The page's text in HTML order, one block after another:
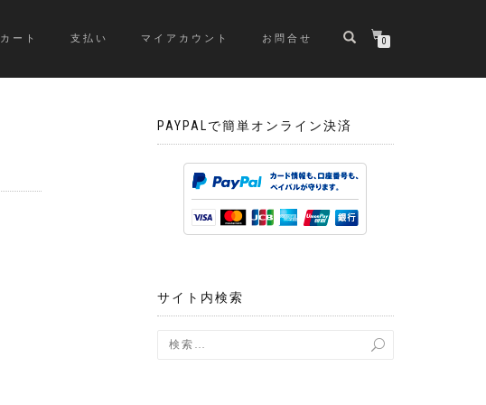
カート 支払い マイアカウント お問合せ 0
PAYPALで簡単オンライン決済
サイト内検索